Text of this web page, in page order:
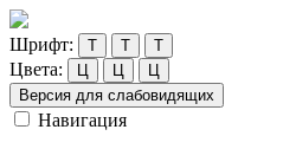
Шрифт: Т Т Т
Цвета: Ц Ц
Ц
Версия для слабовидящих
Навигация